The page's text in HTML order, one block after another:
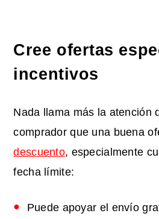
Cree ofertas
incentivos
Nada llama más la atención
comprador que una buena
descuento, especialmente
fecha límite:
Puede apoyar el envío